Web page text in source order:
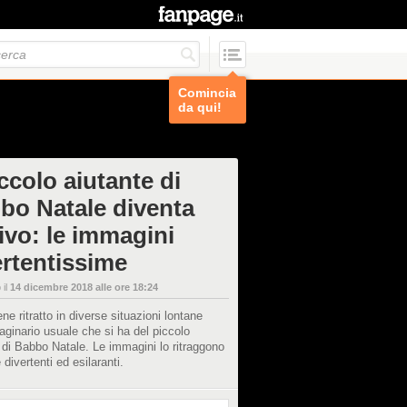
Comincia
da qui!
aiutante di
Natale diventa
le immagini
il 14 dicembre 2018 alle ore 18:24
ritratto in diverse situazioni lontane
usuale che si ha del piccolo
Babbo Natale. Le immagini lo ritraggono
divertenti ed esilaranti.